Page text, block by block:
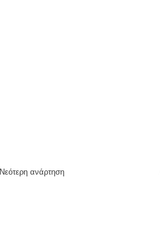
Νεότερη ανάρτηση